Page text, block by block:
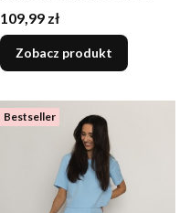
Cena
109,99 zł
Zobacz produkt
Bestseller